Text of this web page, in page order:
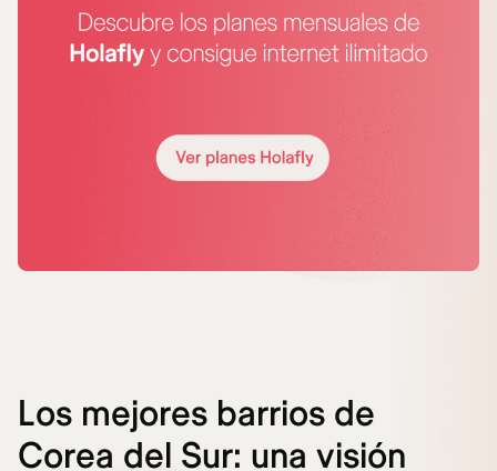
Los mejores barrios de
Corea del Sur: una visión